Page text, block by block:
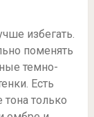
избегать.
поменять
темно-
Есть
только